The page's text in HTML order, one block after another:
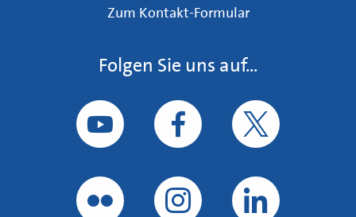
Zum Kontakt-Formular
Folgen Sie uns auf...